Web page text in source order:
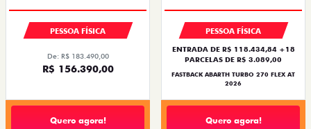
PESSOA FÍSICA
De: R$ 183.490,00
R$ 156.390,00
Quero agora!
PESSOA FÍSICA
ENTRADA DE R$ 118.434,84 +18
PARCELAS DE R$ 3.089,00
FASTBACK ABARTH TURBO 270 FLEX AT
2026
Quero agora!